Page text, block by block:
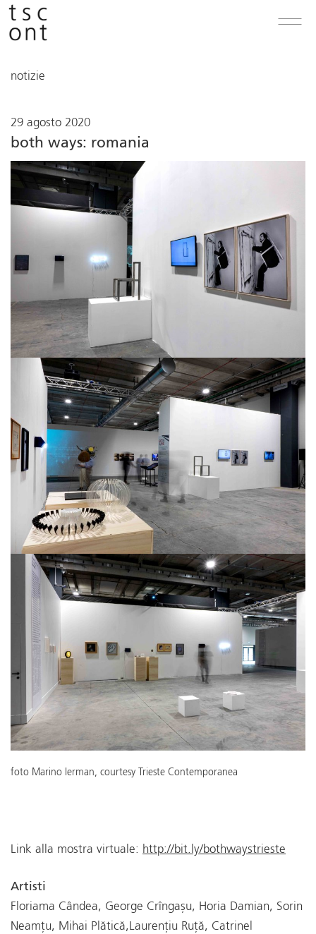
notizie
29 agosto 2020
both ways: romania
foto Marino Ierman, courtesy Trieste Contemporanea
Link alla mostra virtuale: http://bit.ly/bothwaystrieste
Artisti
Floriama Cândea, George Crîngașu, Horia Damian, Sorin
Neamțu, Mihai Plătică,Laurențiu Ruță, Catrinel